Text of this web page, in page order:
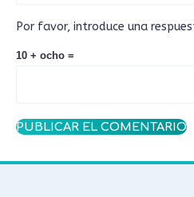
Por favor, introduce una
10 + ocho =